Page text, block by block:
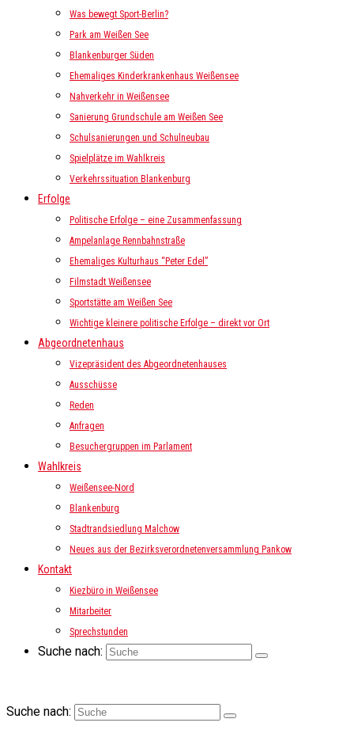
Was bewegt Sport-Berlin?
Park am Weißen See
Blankenburger Süden
Ehemaliges Kinderkrankenhaus Weißensee
Nahverkehr in Weißensee
Sanierung Grundschule am Weißen See
Schulsanierungen und Schulneubau
Spielplätze im Wahlkreis
Verkehrssituation Blankenburg
Erfolge
Politische Erfolge – eine Zusammenfassung
Ampelanlage Rennbahnstraße
Ehemaliges Kulturhaus “Peter Edel”
Filmstadt Weißensee
Sportstätte am Weißen See
Wichtige kleinere politische Erfolge – direkt vor Ort
Abgeordnetenhaus
Vizepräsident des Abgeordnetenhauses
Ausschüsse
Reden
Anfragen
Besuchergruppen im Parlament
Wahlkreis
Weißensee-Nord
Blankenburg
Stadtrandsiedlung Malchow
Neues aus der Bezirksverordnetenversammlung Pankow
Kontakt
Kiezbüro in Weißensee
Mitarbeiter
Sprechstunden
Suche nach:
Suche nach: